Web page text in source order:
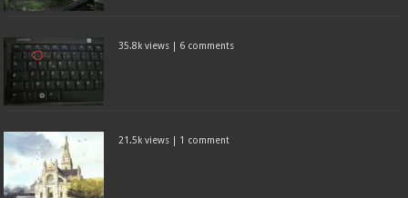
35.8k views | 6 comments
21.5k views | 1 comment